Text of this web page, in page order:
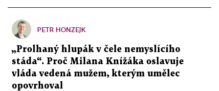
PETR HONZEJK
„Prolhaný hlupák v čele nemyslícího
stáda“. Proč Milana Knížáka oslavuje
vláda vedená mužem, kterým umělec
opovrhoval